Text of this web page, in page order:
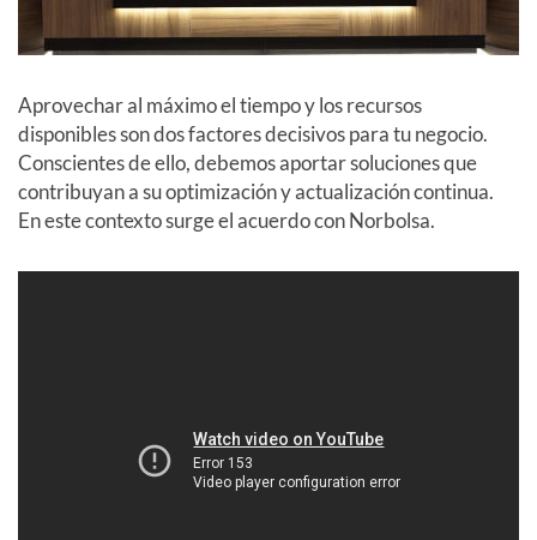
Aprovechar al máximo el tiempo y los recursos
disponibles son dos factores decisivos para tu negocio.
Conscientes de ello, debemos aportar soluciones que
contribuyan a su optimización y actualización continua.
En este contexto surge el acuerdo con Norbolsa.